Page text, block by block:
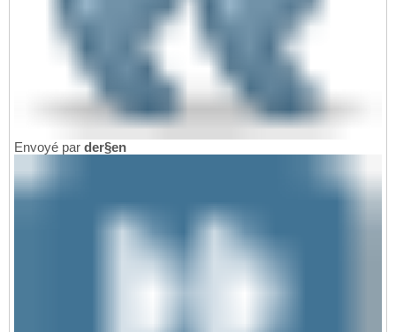
Envoyé par der§en